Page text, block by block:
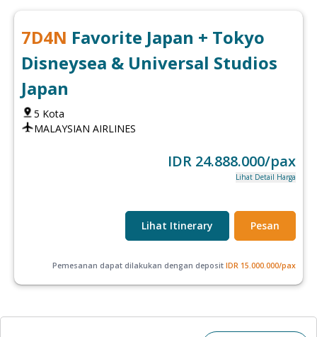
7D4N Favorite Japan + Tokyo
Disneysea & Universal Studios
Japan
5 Kota
MALAYSIAN AIRLINES
IDR 24.888.000/pax
Lihat Detail Harga
Lihat Itinerary Pesan
Pemesanan dapat dilakukan dengan deposit IDR 15.000.000/pax